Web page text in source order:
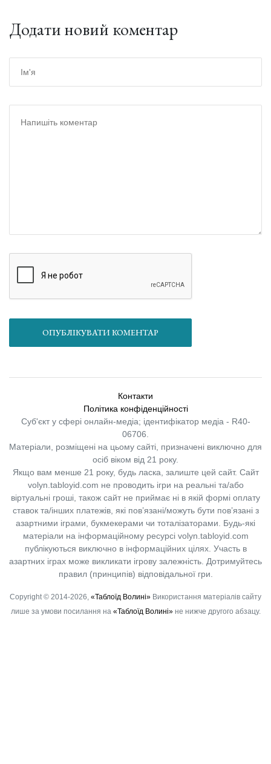
Додати новий коментар
ОПУБЛІКУВАТИ КОМЕНТАР
Контакти
Політика конфіденційності
Суб'єкт у сфері онлайн-медіа; ідентифікатор медіа - R40-
06706.
Матеріали, розміщені на цьому сайті, призначені виключно для
осіб віком від 21 року.
Якщо вам менше 21 року, будь ласка, залиште цей сайт. Сайт
volyn.tabloyid.com не проводить ігри на реальні та/або
віртуальні гроші, також сайт не приймає ні в якій формі оплату
ставок та/інших платежів, які пов’язані/можуть бути пов’язані з
азартними іграми, букмекерами чи тоталізаторами. Будь-які
матеріали на інформаційному ресурсі volyn.tabloyid.com
публікуються виключно в інформаційних цілях. Участь в
азартних іграх може викликати ігрову залежність. Дотримуйтесь
правил (принципів) відповідальної гри.
Copyright © 2014-2026, «Таблоїд Волині» Використання матеріалів сайту
лише за умови посилання на «Таблоїд Волині»не нижче другого абзацу.